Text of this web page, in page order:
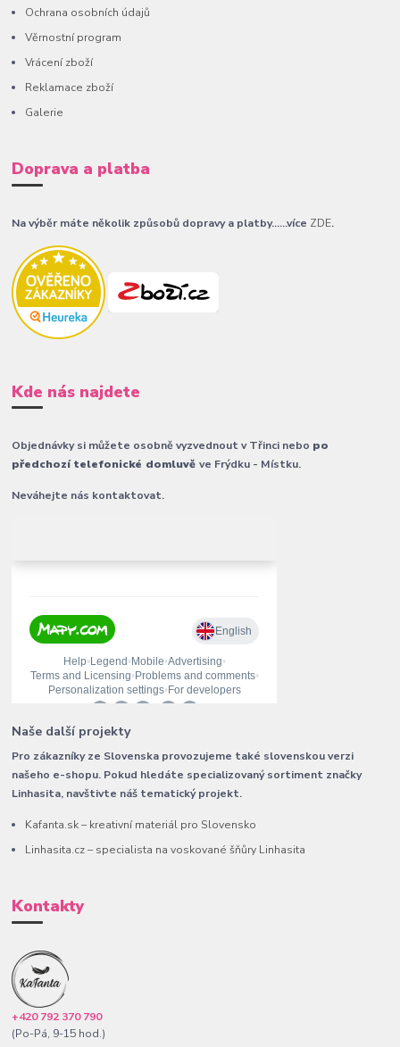
Ochrana osobních údajů
Věrnostní program
Vrácení zboží
Reklamace zboží
Galerie
Doprava a platba
Na výběr máte několik způsobů dopravy a platby......více ZDE.
Kde nás najdete
Objednávky si můžete osobně vyzvednout v Třinci nebo po
předchozí telefonické domluvěve Frýdku - Místku.
Neváhejte nás kontaktovat.
Naše další projekty
Pro zákazníky ze Slovenska provozujeme také slovenskou verzi
našeho e-shopu. Pokud hledáte specializovaný sortiment značky
Linhasita, navštivte náš tematický projekt.
Kafanta.sk – kreativní materiál pro Slovensko
Linhasita.cz – specialista na voskované šňůry Linhasita
Kontakty
+420 792 370 790
(Po-Pá, 9-15 hod.)